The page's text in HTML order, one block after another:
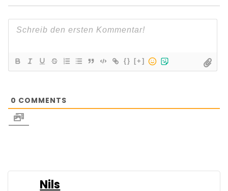
{} [+]
0 COMMENTS
Nils